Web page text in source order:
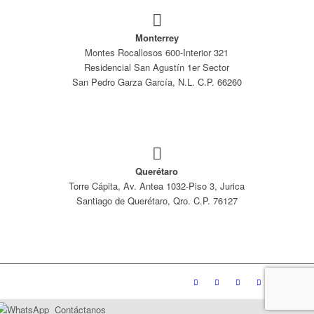
Monterrey
Montes Rocallosos 600-Interior 321
Residencial San Agustín 1er Sector
San Pedro Garza García, N.L. C.P. 66260
Querétaro
Torre Cápita, Av. Antea 1032-Piso 3, Jurica
Santiago de Querétaro, Qro. C.P. 76127
Contáctanos